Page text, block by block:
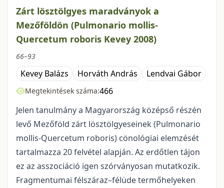
Zárt lösztölgyes maradványok a
Mezőföldön (Pulmonario mollis-
Quercetum roboris Kevey 2008)
66–93
Kevey Balázs Horváth András Lendvai Gábor
Megtekintések száma:466
Jelen tanulmány a Magyarország középső részén
levő Mezőföld zárt lösztölgyeseinek (Pulmonario
mollis-Quercetum roboris) cönológiai elemzését
tartalmazza 20 felvétel alapján. Az erdőtlen tájon
ez az asszociáció igen szórványosan mutatkozik.
Fragmentumai félszáraz–félüde termőhelyeken